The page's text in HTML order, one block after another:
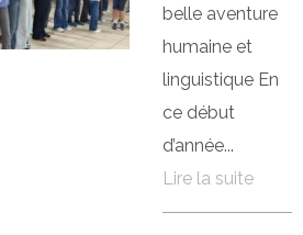
belle aventure
humaine et
linguistique En
ce début
d’année...
Lire la suite